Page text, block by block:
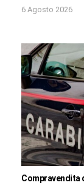
6 Agosto 2026
Compravendita